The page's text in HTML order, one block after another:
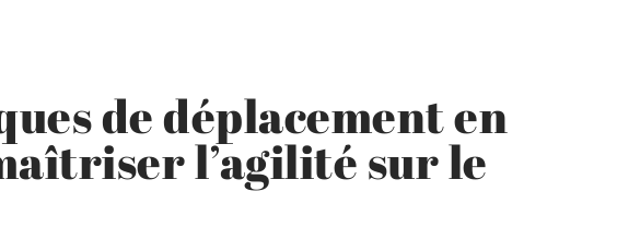
de déplacement en
l’agilité sur le